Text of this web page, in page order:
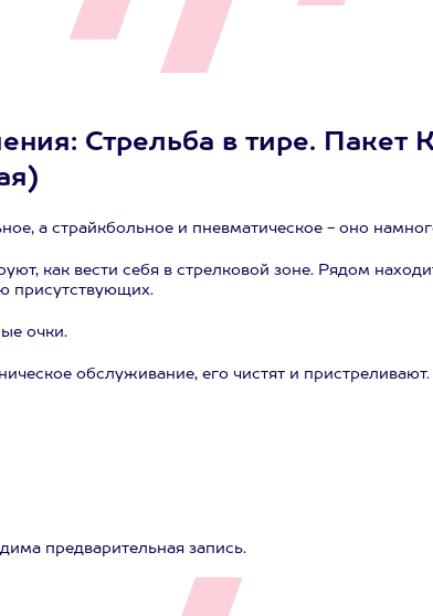
Стрельба в тире. Пакет
а страйкбольное и пневматическое - оно
как вести себя в стрелковой зоне. Рядом
присутствующих.
очки.
обслуживание, его чистят и пристреливают.
предварительная запись.